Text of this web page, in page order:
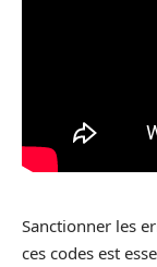
Sanctionner les
ces codes est